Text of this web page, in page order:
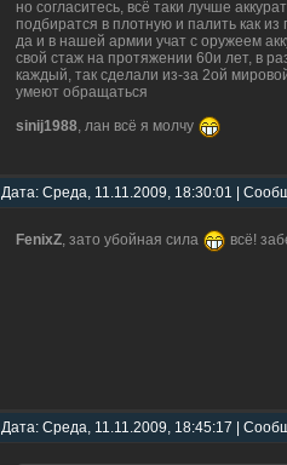
но согласитесь, всё таки лучше
подбиратся в плотную и палить как из
да и в нашей армии учат с оружеем
свой стаж на протяжении 60и лет, в
каждый, так сделали из-за 2ой
умеют обращаться
sinij1988, лан всё я молчу
Дата: Среда, 11.11.2009, 18:30:01 |
FenixZ, зато убойная сила всё!
Дата: Среда, 11.11.2009, 18:45:17 |